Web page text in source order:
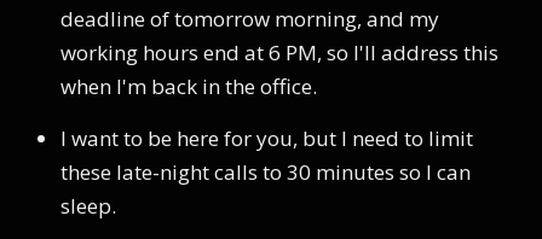
deadline of tomorrow morning, and my
working hours end at 6 PM, so I'll address this
when I'm back in the office.
I want to be here for you, but I need to limit
these late-night calls to 30 minutes so I can
sleep.